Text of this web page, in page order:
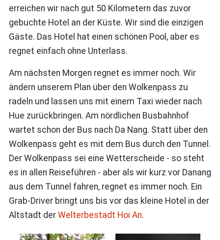
erreichen wir nach gut 50 Kilometern das zuvor
gebuchte Hotel an der Küste. Wir sind die einzigen
Gäste. Das Hotel hat einen schönen Pool, aber es
regnet einfach ohne Unterlass.
Am nächsten Morgen regnet es immer noch. Wir
ändern unserem Plan über den Wolkenpass zu
radeln und lassen uns mit einem Taxi wieder nach
Hue zurückbringen. Am nördlichen Busbahnhof
wartet schon der Bus nach Da Nang. Statt über den
Wolkenpass geht es mit dem Bus durch den Tunnel.
Der Wolkenpass sei eine Wetterscheide - so steht
es in allen Reiseführen - aber als wir kurz vor Danang
aus dem Tunnel fahren, regnet es immer noch. Ein
Grab-Driver bringt uns bis vor das kleine Hotel in der
Altstadt der Welterbestadt Hoi An.